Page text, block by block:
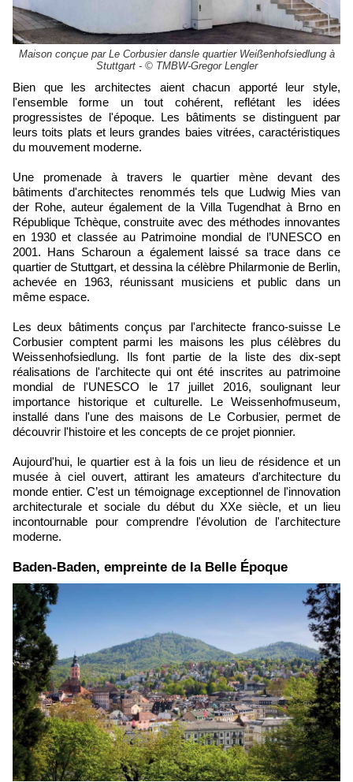
Maison conçue par Le Corbusier dansle quartier Weißenhofsiedlung à
Stuttgart - © TMBW-Gregor Lengler
Bien que les architectes aient chacun apporté leur style,
l'ensemble forme un tout cohérent, reflétant les idées
progressistes de l'époque. Les bâtiments se distinguent par
leurs toits plats et leurs grandes baies vitrées, caractéristiques
du mouvement moderne.
Une promenade à travers le quartier mène devant des
bâtiments d'architectes renommés tels que Ludwig Mies van
der Rohe, auteur également de la Villa Tugendhat à Brno en
République Tchèque, construite avec des méthodes innovantes
en 1930 et classée au Patrimoine mondial de l’UNESCO en
2001. Hans Scharoun a également laissé sa trace dans ce
quartier de Stuttgart, et dessina la célèbre Philarmonie de Berlin,
achevée en 1963, réunissant musiciens et public dans un
même espace.
Les deux bâtiments conçus par l'architecte franco-suisse Le
Corbusier comptent parmi les maisons les plus célèbres du
Weissenhofsiedlung. Ils font partie de la liste des dix-sept
réalisations de l'architecte qui ont été inscrites au patrimoine
mondial de l'UNESCO le 17 juillet 2016, soulignant leur
importance historique et culturelle. Le Weissenhofmuseum,
installé dans l'une des maisons de Le Corbusier, permet de
découvrir l'histoire et les concepts de ce projet pionnier.
Aujourd'hui, le quartier est à la fois un lieu de résidence et un
musée à ciel ouvert, attirant les amateurs d'architecture du
monde entier. C’est un témoignage exceptionnel de l'innovation
architecturale et sociale du début du XXe siècle, et un lieu
incontournable pour comprendre l'évolution de l'architecture
moderne.
Baden-Baden, empreinte de la Belle Époque